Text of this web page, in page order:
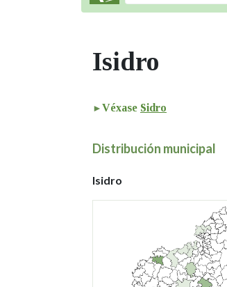
Isidro
Véxase Sidro
Distribución municipal
Isidro